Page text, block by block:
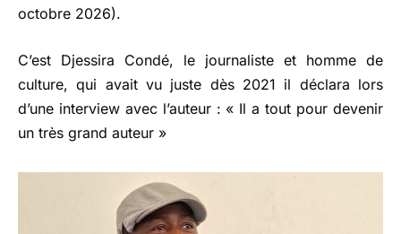
octobre 2026).
C’est Djessira Condé, le journaliste et homme de
culture, qui avait vu juste dès 2021 il déclara lors
d’une interview avec l’auteur : « Il a tout pour devenir
un très grand auteur »